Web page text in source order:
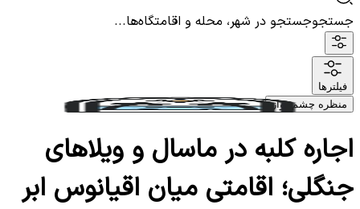
جستجوجستجو در شهر، محله و اقامتگاه‌ها...
فیلترها
منظره چشم نواز
اجاره کلبه در ماسال و ویلاهای
جنگلی؛ اقامتی میان اقیانوس ابر